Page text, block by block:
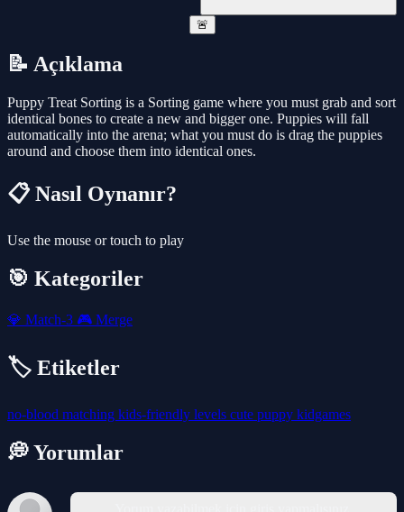
🚨
📝 Açıklama
Puppy Treat Sorting is a Sorting game where you must grab and sort
identical bones to create a new and bigger one. Puppies will fall
automatically into the arena; what you must do is drag the puppies
around and choose them into identical ones.
📋 Nasıl Oynanır?
Use the mouse or touch to play
🎯 Kategoriler
💎 Match-3 🎮 Merge
🏷️ Etiketler
no-blood matching kids-friendly levels cute puppy kidgames
💭 Yorumlar